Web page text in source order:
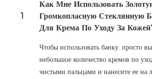
1
Как Мне Использовать
Громкопласную Стеклянную
Для Крема По Уходу За
Чтобы использовать банку, просто
небольшое количество кремов по
чистыми пальцами и нанесите ее на